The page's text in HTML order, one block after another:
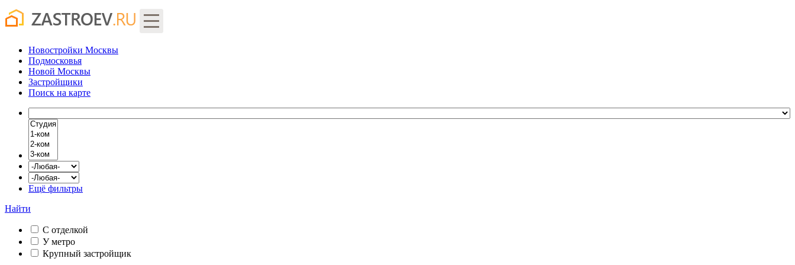
Новостройки Москвы
Подмосковья
Новой Москвы
Застройщики
Поиск на карте
Ещё фильтры
Найти
С отделкой
У метро
Крупный застройщик